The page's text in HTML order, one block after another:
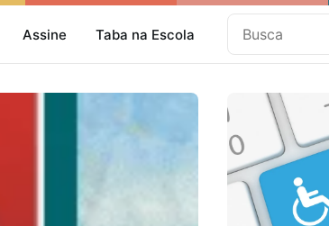
Assine Taba na Escola